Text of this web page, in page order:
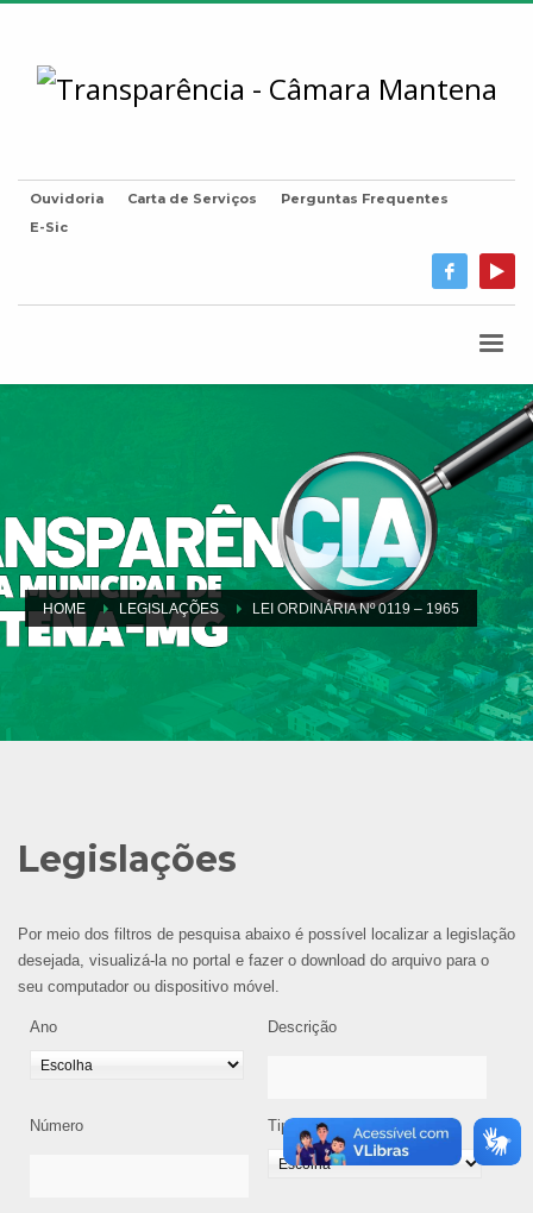
Ouvidoria Carta de Serviços
Perguntas Frequentes
E-Sic
HOME LEGISLAÇÕES LEI ORDINÁRIA Nº 0119 – 1965
Legislações
Por meio dos filtros de pesquisa abaixo é possível localizar a legislação
desejada, visualizá-la no portal e fazer o download do arquivo para o
seu computador ou dispositivo móvel.
Ano Descrição
Número Tipo de Legislação